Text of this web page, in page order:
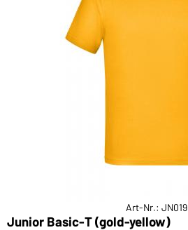
Art-Nr.: JN019
Junior Basic-T (gold-yellow)